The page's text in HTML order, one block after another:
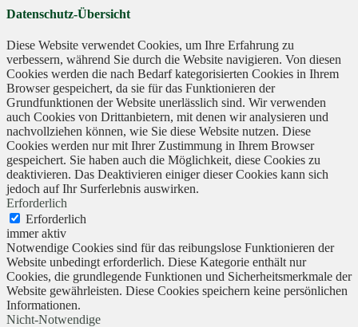
Datenschutz-Übersicht
Diese Website verwendet Cookies, um Ihre Erfahrung zu
verbessern, während Sie durch die Website navigieren. Von diesen
Cookies werden die nach Bedarf kategorisierten Cookies in Ihrem
Browser gespeichert, da sie für das Funktionieren der
Grundfunktionen der Website unerlässlich sind. Wir verwenden
auch Cookies von Drittanbietern, mit denen wir analysieren und
nachvollziehen können, wie Sie diese Website nutzen. Diese
Cookies werden nur mit Ihrer Zustimmung in Ihrem Browser
gespeichert. Sie haben auch die Möglichkeit, diese Cookies zu
deaktivieren. Das Deaktivieren einiger dieser Cookies kann sich
jedoch auf Ihr Surferlebnis auswirken.
Erforderlich
Erforderlich
immer aktiv
Notwendige Cookies sind für das reibungslose Funktionieren der
Website unbedingt erforderlich. Diese Kategorie enthält nur
Cookies, die grundlegende Funktionen und Sicherheitsmerkmale der
Website gewährleisten. Diese Cookies speichern keine persönlichen
Informationen.
Nicht-Notwendige